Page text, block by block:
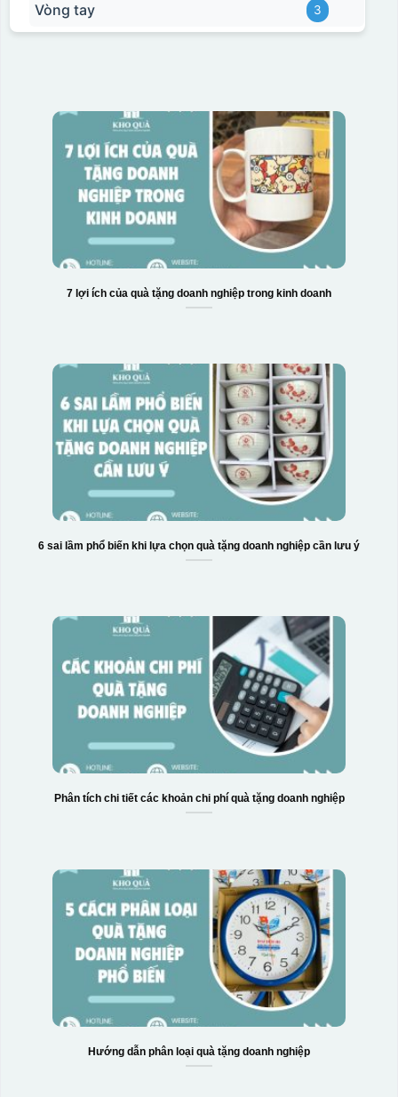
Vòng tay 3
7 lợi ích của quà tặng doanh nghiệp trong kinh doanh
6 sai lầm phổ biến khi lựa chọn quà tặng doanh nghiệp cần lưu ý
Phân tích chi tiết các khoản chi phí quà tặng doanh nghiệp
Hướng dẫn phân loại quà tặng doanh nghiệp